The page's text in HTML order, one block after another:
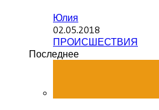
Юлия
02.05.2018
ПРОИСШЕСТВИЯ
Последнее